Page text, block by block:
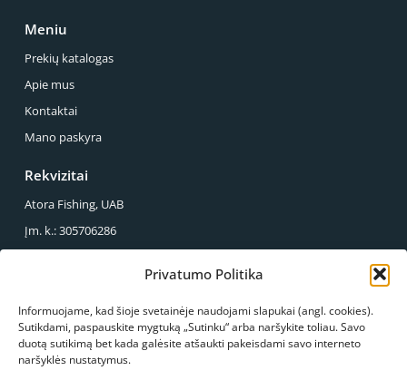
Privatumo Politika
Informuojame, kad šioje svetainėje naudojami slapukai (angl. cookies).
Sutikdami, paspauskite mygtuką „Sutinku“ arba naršykite toliau. Savo
duotą sutikimą bet kada galėsite atšaukti pakeisdami savo interneto
naršyklės nustatymus.
Meniu
Prekių katalogas
Apie mus
Kontaktai
Mano paskyra
Rekvizitai
Atora Fishing, UAB
Įm. k.: 305706286
Reg. Adresas.: Sirupio g. 49-43, Panevėžys
Mus galite rasti
S.Kerbedžio g. 23, Panevėžys